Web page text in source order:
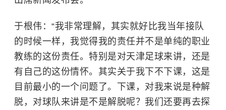
于根伟：“我非常理解，其实就好比我当年接队
的时候一样，我觉得我的责任并不是单纯的职业
教练的这份责任。特别是对天津足球来讲，还是
有自己的这份情怀。其实关于我下不下课，这是
目前最小的一个问题了。下课，对我来说是种解
脱，对球队来讲是不是解脱呢？我们还要再去探